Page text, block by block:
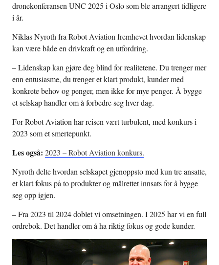
dronekonferansen UNC 2025 i Oslo som ble arrangert tidligere
i år.
Niklas Nyroth fra Robot Aviation fremhevet hvordan lidenskap
kan være både en drivkraft og en utfordring.
– Lidenskap kan gjøre deg blind for realitetene. Du trenger mer
enn entusiasme, du trenger et klart produkt, kunder med
konkrete behov og penger, men ikke for mye penger. Å bygge
et selskap handler om å forbedre seg hver dag.
For Robot Aviation har reisen vært turbulent, med konkurs i
2023 som et smertepunkt.
Les også: 2023 – Robot Aviation konkurs.
Nyroth delte hvordan selskapet gjenoppsto med kun tre ansatte,
et klart fokus på to produkter og målrettet innsats for å bygge
seg opp igjen.
– Fra 2023 til 2024 doblet vi omsetningen. I 2025 har vi en full
ordrebok. Det handler om å ha riktig fokus og gode kunder.